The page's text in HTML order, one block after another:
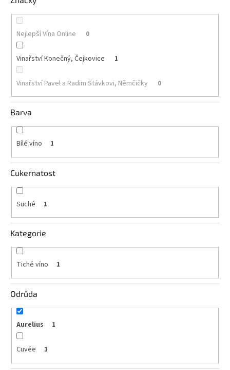
Mladé
a
Svatomartinské
Prodej
vína
nabídka
Poslední
láhve
skladem
Cuvée
vína
Vína
podle
jakosti
Víno
podle
cukru
Dárkové
balení
vína
Delikatesy
vínu
Nejlepší Vína Online 0
Vinařství Konečný, Čejkovice 1
Vinařství Pavel a Radim Stávkovi, Němčičky 0
Barva
Bílé víno 1
Cukernatost
Suché 1
Kategorie
Tiché víno 1
Odrůda
Aurelius 1
Cuvée 1